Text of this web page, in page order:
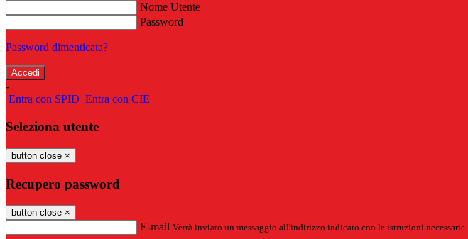
Nome Utente
Password
Password dimenticata?
-
Entra con SPID Entra con CIE
Seleziona utente
button close ×
Recupero password
button close ×
E-mail Verrà inviato un messaggio all'indirizzo indicato con le istruzioni necessarie.